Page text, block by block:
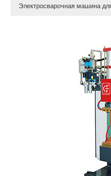
Электросварочная машина